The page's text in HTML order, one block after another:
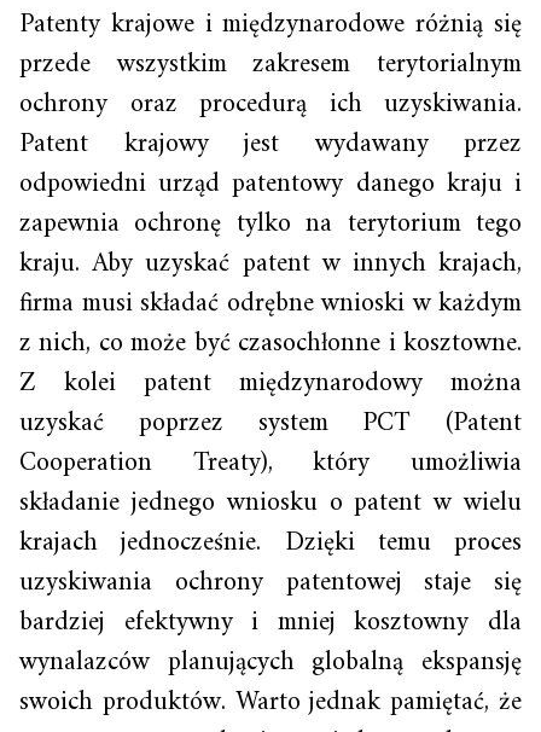
Patenty krajowe i międzynarodowe różnią się
przede wszystkim zakresem terytorialnym
ochrony oraz procedurą ich uzyskiwania.
Patent krajowy jest wydawany przez
odpowiedni urząd patentowy danego kraju i
zapewnia ochronę tylko na terytorium tego
kraju. Aby uzyskać patent w innych krajach,
firma musi składać odrębne wnioski w każdym
z nich, co może być czasochłonne i kosztowne.
Z kolei patent międzynarodowy można
uzyskać poprzez system PCT (Patent
Cooperation Treaty), który umożliwia
składanie jednego wniosku o patent w wielu
krajach jednocześnie. Dzięki temu proces
uzyskiwania ochrony patentowej staje się
bardziej efektywny i mniej kosztowny dla
wynalazców planujących globalną ekspansję
swoich produktów. Warto jednak pamiętać, że